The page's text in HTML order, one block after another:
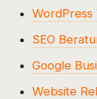
WordPress
SEO
Google
Website